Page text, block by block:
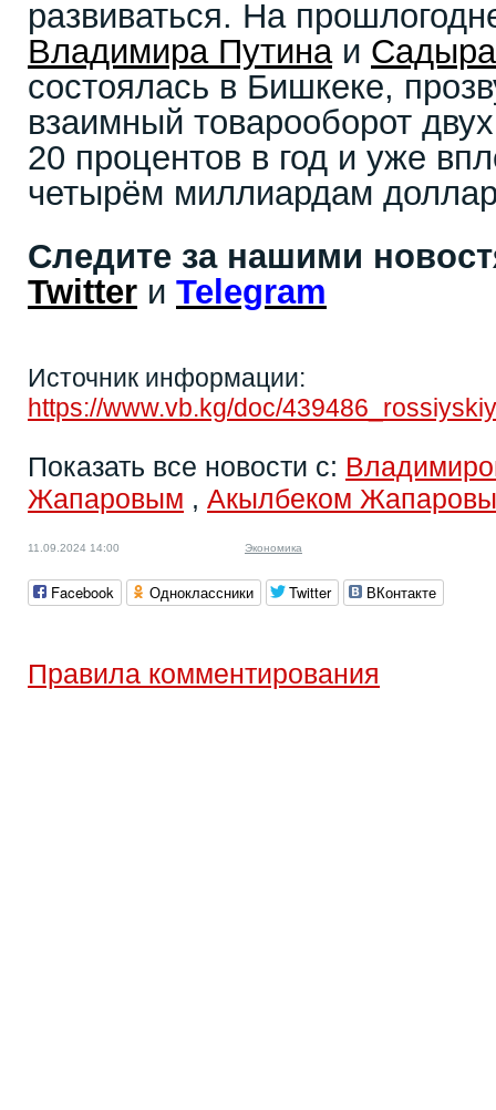
развиваться. На
Владимира Путинаи
состоялась в Бишкеке,
взаимный товарооборот
20 процентов в год и уже
четырём миллиардам
Следите за нашими
Twitter и Telegram
Источник информации:
https://www.vb.kg/doc/
Показать все новости с:
Жапаровым , Акылбеком
11.09.2024 14:00 Экономика
Facebook Одноклассники Twitter ВКонтакте
Правила комментирования